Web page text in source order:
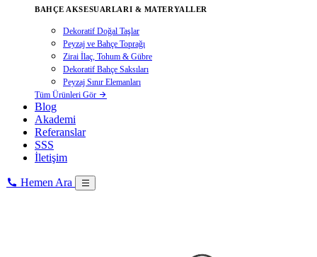
BAHÇE AKSESUARLARI & MATERYALLER
Dekoratif Doğal Taşlar
Peyzaj ve Bahçe Toprağı
Zirai İlaç, Tohum & Gübre
Dekoratif Bahçe Saksıları
Peyzaj Sınır Elemanları
Tüm Ürünleri Gör
Blog
Akademi
Referanslar
SSS
İletişim
Hemen Ara